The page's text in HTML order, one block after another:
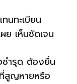
นทะเบียน
ย เห็นชัดเจน
ำรุด ต้องยื่น
สูญหายหรือ